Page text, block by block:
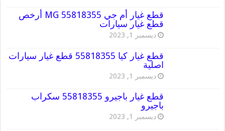
قطع غيار أم جي MG 55818355 أرخص
قطع غيار سيارات
ديسمبر 1, 2023
قطع غيار كيا 55818355 قطع غيار سيارات
اصلية
ديسمبر 1, 2023
قطع غيار باجيرو 55818355 سكراب
باجيرو
ديسمبر 1, 2023